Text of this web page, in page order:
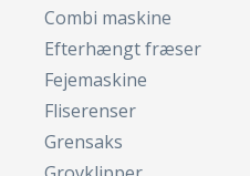
Combi maskine
Efterhængt fræser
Fejemaskine
Fliserenser
Grensaks